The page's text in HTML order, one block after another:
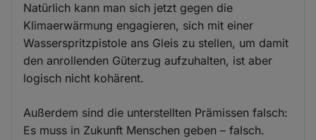
Natürlich kann man sich jetzt gegen die
Klimaerwärmung engagieren, sich mit einer
Wasserspritzpistole ans Gleis zu stellen, um damit
den anrollenden Güterzug aufzuhalten, ist aber
logisch nicht kohärent.
Außerdem sind die unterstellten Prämissen falsch:
Es muss in Zukunft Menschen geben – falsch.